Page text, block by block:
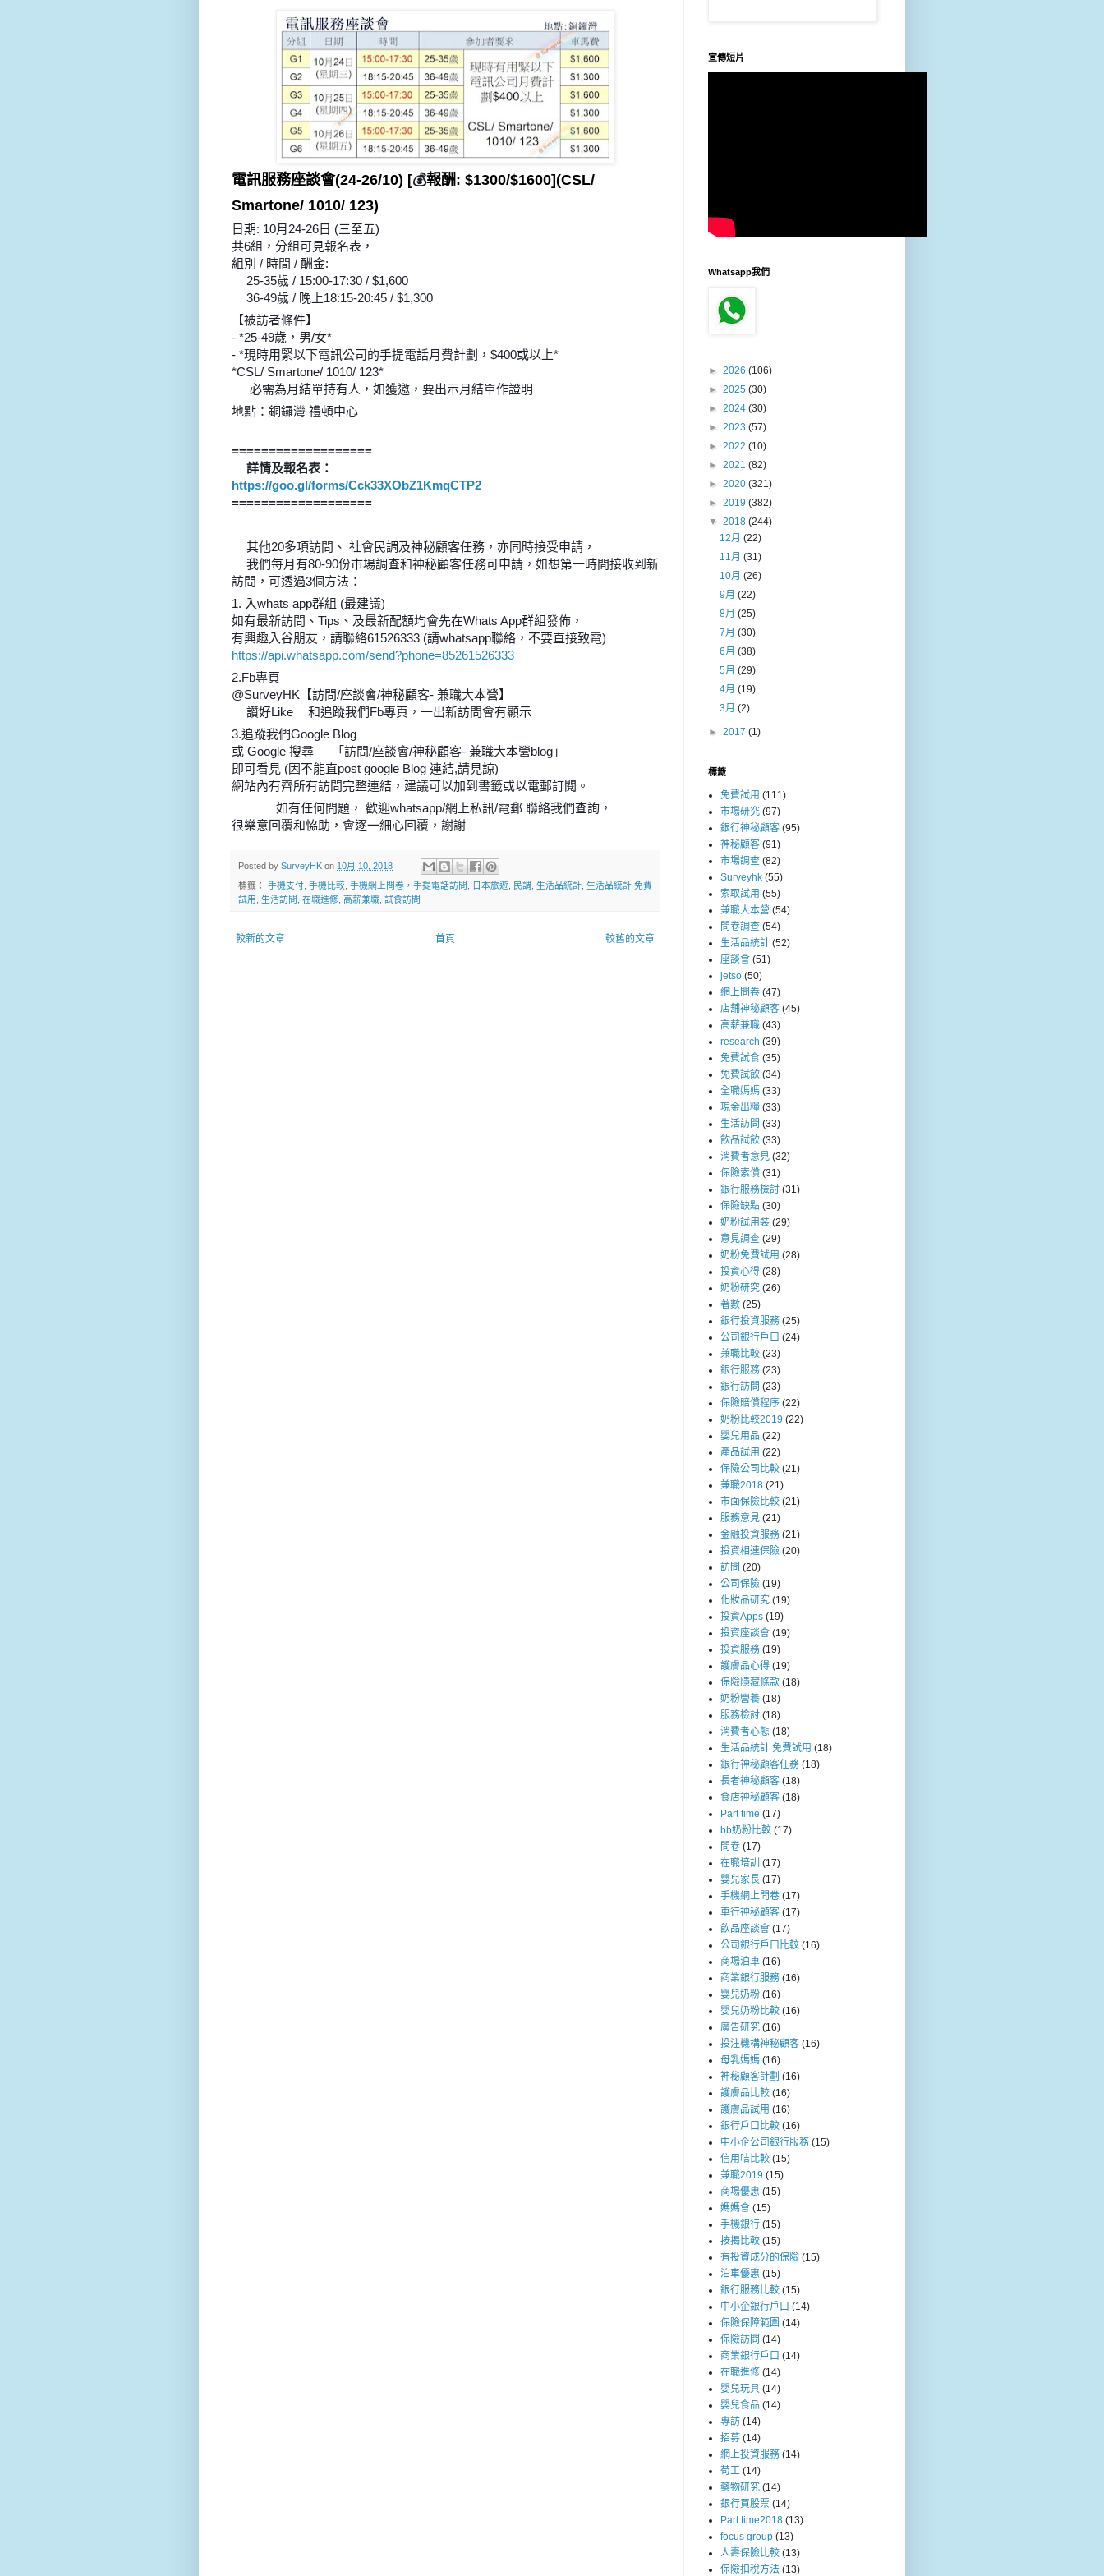
電訊服務座談會(24-26/10) [💰報酬: $1300/$1600](CSL/
Smartone/ 1010/ 123)
日期: 10月24-26日 (三至五)
共6組，分組可見報名表，
組別 / 時間 / 酬金:
1⃣25-35歲 / 15:00-17:30 / $1,600
2⃣36-49歲 / 晚上18:15-20:45 / $1,300
【被訪者條件】
- *25-49歲，男/女*
- *現時用緊以下電訊公司的手提電話月費計劃，$400或以上*
*CSL/ Smartone/ 1010/ 123*
必需為月結單持有人，如獲邀，要出示月結單作證明
地點：銅鑼灣 禮頓中心
===================
詳情及報名表：
https://goo.gl/forms/Cck33XObZ1KmqCTP2
===================
其他20多項訪問、 社會民調及神秘顧客任務，亦同時接受申請，
我們每月有80-90份市場調查和神秘顧客任務可申請，如想第一時間接收到新
訪問，可透過3個方法：
1. 入whats app群組 (最建議)
如有最新訪問、Tips、及最新配額均會先在Whats App群組發佈，
有興趣入谷朋友，請聯絡61526333 (請whatsapp聯絡，不要直接致電)
https://api.whatsapp.com/send?phone=85261526333
2.Fb專頁
@SurveyHK【訪問/座談會/神秘顧客- 兼職大本營】
讚好Like
和追蹤我們Fb專頁，一出新訪問會有顯示
3.追蹤我們Google Blog
或 Google 搜尋
「訪問/座談會/神秘顧客- 兼職大本營blog」
即可看見 (因不能直post google Blog 連結,請見諒)
網站內有齊所有訪問完整連結，建議可以加到書籤或以電郵訂閱。
如有任何問題， 歡迎whatsapp/網上私訊/電郵 聯絡我們查詢，
很樂意回覆和恊助，會逐一細心回覆，謝謝
Posted by SurveyHK on 10月 10, 2018
標籤： 手機支付 手機比較 手機網上問卷，手提電話訪問 日本旅遊 民調 生活品統計 生活品統計 免費
試用
生活訪問 在職進修 高薪兼職 試食訪問
較新的文章 較舊的文章
首頁
宣傳短片
Whatsapp我們
► 2026 (106)
► 2025 (30)
► 2024 (30)
► 2023 (57)
► 2022 (10)
► 2021 (82)
► 2020 (321)
► 2019 (382)
▼ 2018 (244)
12月(22)
11月(31)
10月(26)
9月(22)
8月(25)
7月(30)
6月(38)
5月(29)
4月(19)
3月(2)
► 2017 (1)
標籤
免費試用 (111)
市場研究 (97)
銀行神秘顧客 (95)
神秘顧客 (91)
市場調查 (82)
Surveyhk (55)
索取試用 (55)
兼職大本營 (54)
問卷調查 (54)
生活品統計 (52)
座談會 (51)
jetso (50)
網上問卷 (47)
店舖神秘顧客 (45)
高薪兼職 (43)
research (39)
免費試食 (35)
免費試飲 (34)
全職媽媽 (33)
現金出糧 (33)
生活訪問 (33)
飲品試飲 (33)
消費者意見 (32)
保險索償 (31)
銀行服務檢討 (31)
保險缺點 (30)
奶粉試用裝 (29)
意見調查 (29)
奶粉免費試用 (28)
投資心得 (28)
奶粉研究 (26)
著數 (25)
銀行投資服務 (25)
公司銀行戶口 (24)
兼職比較 (23)
銀行服務 (23)
銀行訪問 (23)
保險賠償程序 (22)
奶粉比較2019 (22)
嬰兒用品 (22)
產品試用 (22)
保險公司比較 (21)
兼職2018 (21)
市面保險比較 (21)
服務意見 (21)
金融投資服務 (21)
投資相連保險 (20)
訪問 (20)
公司保險 (19)
化妝品研究 (19)
投資Apps (19)
投資座談會 (19)
投資服務 (19)
護膚品心得 (19)
保險隱藏條款 (18)
奶粉營養 (18)
服務檢討 (18)
消費者心態 (18)
生活品統計 免費試用 (18)
銀行神秘顧客任務 (18)
長者神秘顧客 (18)
食店神秘顧客 (18)
Part time (17)
bb奶粉比較 (17)
問卷 (17)
在職培訓 (17)
嬰兒家長 (17)
手機網上問卷 (17)
車行神秘顧客 (17)
飲品座談會 (17)
公司銀行戶口比較 (16)
商場泊車 (16)
商業銀行服務 (16)
嬰兒奶粉 (16)
嬰兒奶粉比較 (16)
廣告研究 (16)
投注機構神秘顧客 (16)
母乳媽媽 (16)
神秘顧客計劃 (16)
護膚品比較 (16)
護膚品試用 (16)
銀行戶口比較 (16)
中小企公司銀行服務 (15)
信用咭比較 (15)
兼職2019 (15)
商場優惠 (15)
媽媽會 (15)
手機銀行 (15)
按揭比較 (15)
有投資成分的保險 (15)
泊車優惠 (15)
銀行服務比較 (15)
中小企銀行戶口 (14)
保險保障範圍 (14)
保險訪問 (14)
商業銀行戶口 (14)
在職進修 (14)
嬰兒玩具 (14)
嬰兒食品 (14)
專訪 (14)
招募 (14)
網上投資服務 (14)
荀工 (14)
藥物研究 (14)
銀行買股票 (14)
Part time2018 (13)
focus group (13)
人壽保險比較 (13)
保險扣稅方法 (13)